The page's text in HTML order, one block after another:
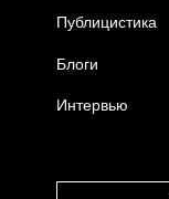
Публицистика
Блоги
Интервью